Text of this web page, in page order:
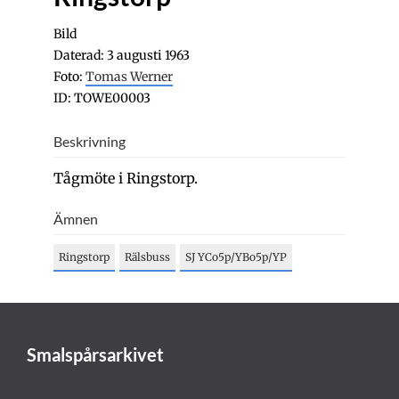
Bild
Daterad: 3 augusti 1963
Foto: Tomas Werner
ID: TOWE00003
Beskrivning
Tågmöte i Ringstorp.
Ämnen
Ringstorp Rälsbuss SJ YCo5p/YBo5p/YP
Smalspårsarkivet